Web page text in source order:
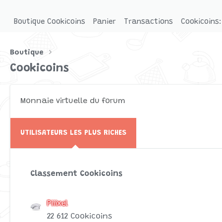
Boutique Cookicoins Panier Transactions
Boutique
Cookicoins
Monnaie virtuelle du forum
UTILISATEURS LES PLUS RICHES
Classement Cookicoins
Piiixel
22 612 Cookicoins